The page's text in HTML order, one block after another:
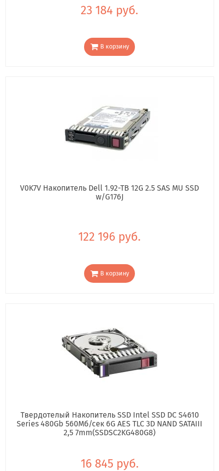
23 184 руб.
В корзину
V0K7V Накопитель Dell 1.92-TB 12G 2.5 SAS MU SSD
w/G176J
122 196 руб.
В корзину
Твердотелый Накопитель SSD Intel SSD DC S4610
Series 480Gb 560Мб/сек 6G AES TLC 3D NAND SATAIII
2,5 7mm(SSDSC2KG480G8)
16 845 руб.